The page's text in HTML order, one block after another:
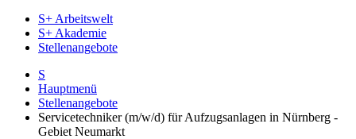
S+ Arbeitswelt
S+ Akademie
Stellenangebote
S
Hauptmenü
Stellenangebote
Servicetechniker (m/w/d) für Aufzugsanlagen in Nürnberg -
Gebiet Neumarkt